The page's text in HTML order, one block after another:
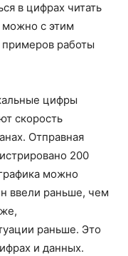
в цифрах читать
можно с этим
примеров работы
цифры
скорость
Отправная
200
можно
ввели раньше, чем
раньше. Это
и данных.